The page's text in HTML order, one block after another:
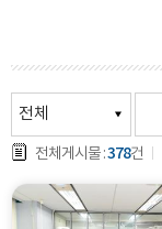
전체게시물 :378건